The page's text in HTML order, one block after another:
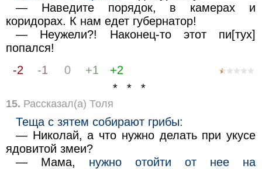
— Наведите порядок, в камерах и
коридорах. К нам едет губернатор!
— Неужели?! Наконец-то этот пи[тух]
попался!
-2
-1 0 +1
+2
* * *
15. Рассказал(а) Толя
Теща с зятем собирают грибы:
— Николай, а что нужно делать при укусе
ядовитой змеи?
— Мама, нужно отойти от нее на